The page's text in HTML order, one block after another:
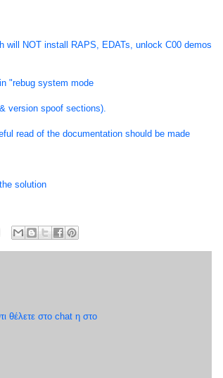
will NOT install RAPS, EDATs, unlock C00 demos
"rebug system mode
version spoof sections).
read of the documentation should be made
solution
θέλετε στο chat η στο